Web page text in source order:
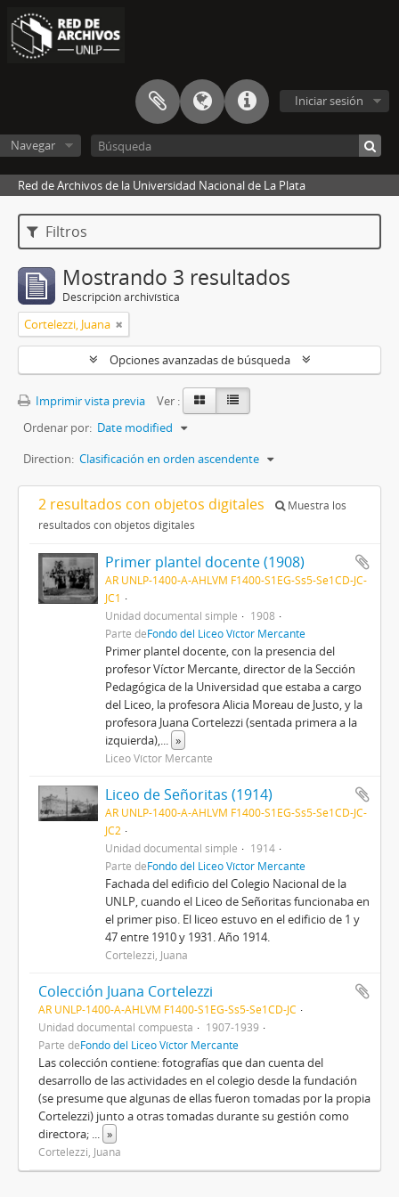
Iniciar sesión
Navegar
Red de Archivos de la Universidad Nacional de La Plata
Filtros
Mostrando 3 resultados
Descripción archivística
Cortelezzi, Juana
Opciones avanzadas de búsqueda
Imprimir vista previa
Ver :
Ordenar por: Date modified
Direction: Clasificación en orden ascendente
2 resultados con objetos digitales
Muestra los
resultados con objetos digitales
Primer plantel docente (1908)
AR UNLP-1400-A-AHLVM F1400-S1EG-Ss5-Se1CD-JC-
JC1
Unidad documental simple
1908
Parte deFondo del Liceo Víctor Mercante
Primer plantel docente, con la presencia del
profesor Víctor Mercante, director de la Sección
Pedagógica de la Universidad que estaba a cargo
del Liceo, la profesora Alicia Moreau de Justo, y la
profesora Juana Cortelezzi (sentada primera a la
izquierda),... »
Liceo Víctor Mercante
Liceo de Señoritas (1914)
AR UNLP-1400-A-AHLVM F1400-S1EG-Ss5-Se1CD-JC-
JC2
Unidad documental simple
1914
Parte deFondo del Liceo Víctor Mercante
Fachada del edificio del Colegio Nacional de la
UNLP, cuando el Liceo de Señoritas funcionaba en
el primer piso. El liceo estuvo en el edificio de 1 y
47 entre 1910 y 1931. Año 1914.
Cortelezzi, Juana
Colección Juana Cortelezzi
AR UNLP-1400-A-AHLVM F1400-S1EG-Ss5-Se1CD-JC
Unidad documental compuesta
1907-1939
Parte deFondo del Liceo Víctor Mercante
Las colección contiene: fotografías que dan cuenta del
desarrollo de las actividades en el colegio desde la fundación
(se presume que algunas de ellas fueron tomadas por la propia
Cortelezzi) junto a otras tomadas durante su gestión como
directora; ... »
Cortelezzi, Juana